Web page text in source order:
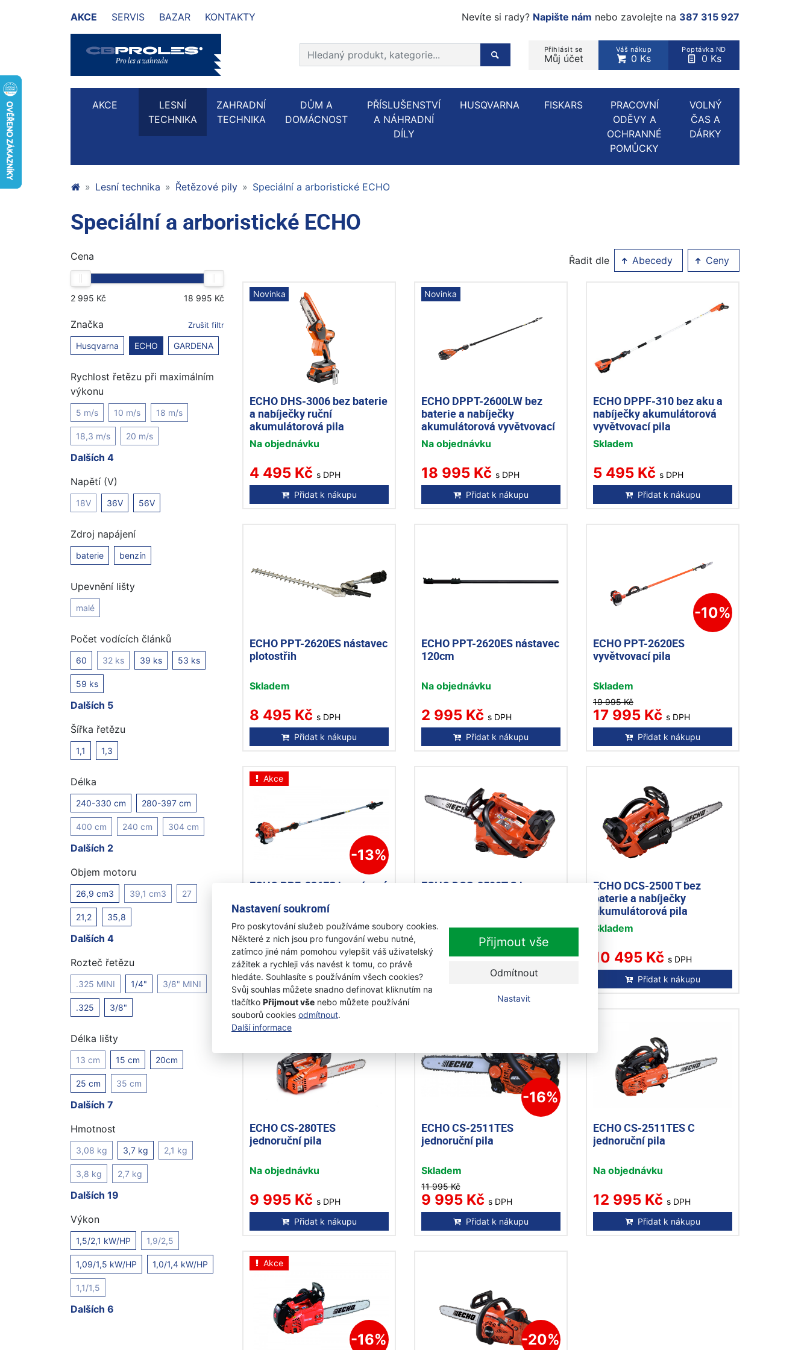
Nastavení soukromí
Pro poskytování služeb používáme soubory cookies.
Některé z nich jsou pro fungování webu nutné,
zatímco jiné nám pomohou vylepšit váš uživatelský
zážitek a rychleji vás navést k tomu, co právě
hledáte. Souhlasíte s používáním všech cookies?
Svůj souhlas můžete snadno definovat kliknutím na
tlačítko Přijmout vše nebo můžete používání
souborů cookies odmítnout.
Další informace
Přijmout vše
Odmítnout
Nastavit
AKCE SERVIS BAZAR KONTAKTY Nevíte si rady? Napište nám nebo zavolejte na 387 315 927
Přihlásit se
Můj účet
Váš nákup
0 Ks
Poptávka ND
0 Ks
Prohledat web
Hledaný produkt, kategorie...
AKCE
LESNÍ
TECHNIKA
ZAHRADNÍ
TECHNIKA
DŮM A
DOMÁCNOST
PŘÍSLUŠENSTVÍ
A NÁHRADNÍ
DÍLY
HUSQVARNA FISKARS
PRACOVNÍ
ODĚVY A
OCHRANNÉ
POMŮCKY
VOLNÝ
ČAS A
DÁRKY
Lesní technika Řetězové pily Speciální a arboristické ECHO
Speciální a arboristické ECHO
Cena
Značka Zrušit filtr
Husqvarna ECHO GARDENA
Rychlost řetězu při maximálním
výkonu
5 m/s 10 m/s 18 m/s
18,3 m/s 20 m/s
Dalších 4
Napětí (V)
18V 36V 56V
Zdroj napájení
baterie benzín
Upevnění lišty
malé
Počet vodících článků
60 32 ks 39 ks 53 ks
59 ks
Dalších 5
Šířka řetězu
1,1 1,3
Délka
240-330 cm 280-397 cm
400 cm 240 cm 304 cm
Dalších 2
Objem motoru
26,9 cm3 39,1 cm3 27
21,2 35,8
Dalších 4
Rozteč řetězu
.325 MINI 1/4" 3/8" MINI
.325 3/8"
Délka lišty
13 cm 15 cm 20cm
25 cm 35 cm
Dalších 7
Hmotnost
3,08 kg 3,7 kg 2,1 kg
3,8 kg 2,7 kg
Dalších 19
Výkon
1,5/2,1 kW/HP 1,9/2,5
1,09/1,5 kW/HP 1,0/1,4 kW/HP
1,1/1,5
Dalších 6
Řadit dle Abecedy Ceny
Novinka
ECHO DHS-3006 bez baterie
a nabíječky ruční
akumulátorová pila
Na objednávku
4 495 Kč s DPH
Přidat k nákupu
Novinka
ECHO DPPT-2600LW bez
baterie a nabíječky
akumulátorová vyvětvovací
pila
Na objednávku
18 995 Kč s DPH
Přidat k nákupu
ECHO DPPF-310 bez aku a
nabíječky akumulátorová
vyvětvovací pila
Skladem
5 495 Kč s DPH
Přidat k nákupu
ECHO PPT-2620ES nástavec
plotostřih
Skladem
8 495 Kč s DPH
Přidat k nákupu
ECHO PPT-2620ES nástavec
120cm
Na objednávku
2 995 Kč s DPH
Přidat k nákupu
-10%
ECHO PPT-2620ES
vyvětvovací pila
Skladem
19 995 Kč
17 995 Kč s DPH
Přidat k nákupu
Akce
-13%
ECHO PPF-236ES benzínová
Na objednávku
14 995 Kč
12 995 Kč
s DPH
Přidat k nákupu
ECHO DCS-2500T C bez
Na objednávku
11 495 Kč s DPH
Přidat k nákupu
ECHO DCS-2500 T bez
baterie a nabíječky
akumulátorová pila
Skladem
10 495 Kč s DPH
Přidat k nákupu
ECHO CS-280TES
jednoruční pila
Na objednávku
9 995 Kč s DPH
Přidat k nákupu
-16%
ECHO CS-2511TES
jednoruční pila
Skladem
11 995 Kč
9 995 Kč s DPH
Přidat k nákupu
ECHO CS-2511TES C
jednoruční pila
Na objednávku
12 995 Kč s DPH
Přidat k nákupu
Akce
-16% -20%